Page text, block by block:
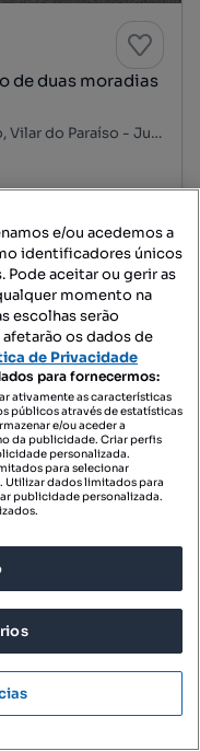
Recanto de Sortes - Vilar do Paraíso, Vilar do Paraíso - Junqueira - São Caetano, Mafamude e Vilar do Paraíso, Vila Nova de Gaia, Porto
e/ou acedemos a
identificadores únicos
Pode aceitar ou gerir as
momento na
escolhas serão
os dados de
de Privacidade
para fornecermos:
ativamente as características
públicos através de estatísticas
e/ou aceder a
da publicidade. Criar perfis
personalizada.
para selecionar
Utilizar dados limitados para
publicidade personalizada.